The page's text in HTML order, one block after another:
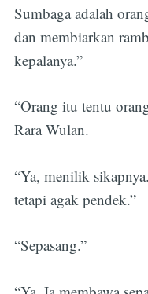
Sumbaga adalah
dan membiarkan
kepalanya.”
“Orang itu tentu
Rara Wulan.
“Ya, menilik
tetapi agak pendek.”
“Sepasang.”